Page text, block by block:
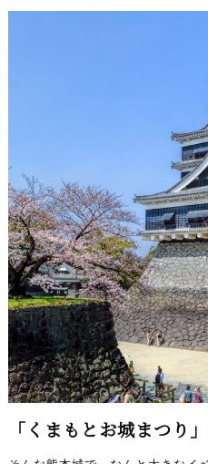
「くまもとお城まつり」